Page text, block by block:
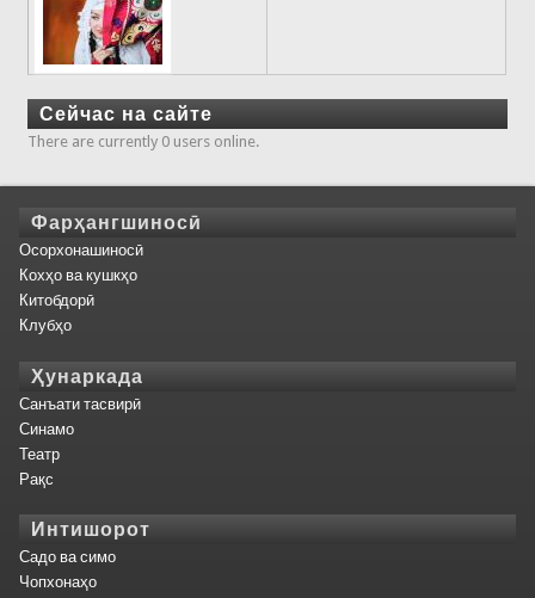
Сейчас на сайте
There are currently 0 users online.
Фарҳангшиносӣ
Осорхонашиносӣ
Кохҳо ва кушкҳо
Китобдорӣ
Клубҳо
Ҳунаркада
Санъати тасвирӣ
Синамо
Театр
Рақс
Интишорот
Садо ва симо
Чопхонаҳо